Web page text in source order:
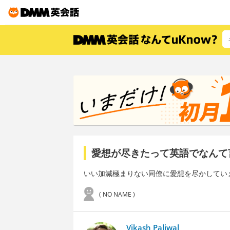
愛想が尽きたって英語でなん
いい加減極まりない同僚に愛想を尽かしてい
( NO NAME )
Vikash Paliwal